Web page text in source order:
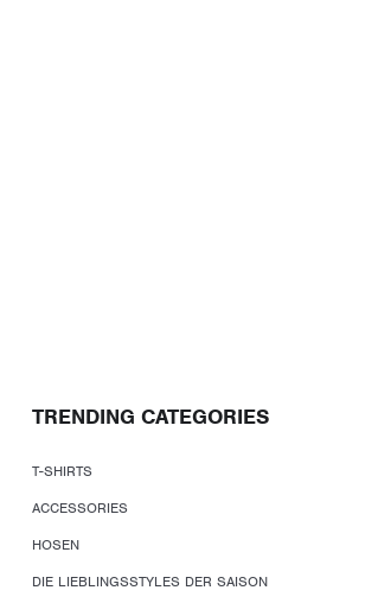
TRENDING CATEGORIES
T-SHIRTS
ACCESSORIES
HOSEN
DIE LIEBLINGSSTYLES DER SAISON